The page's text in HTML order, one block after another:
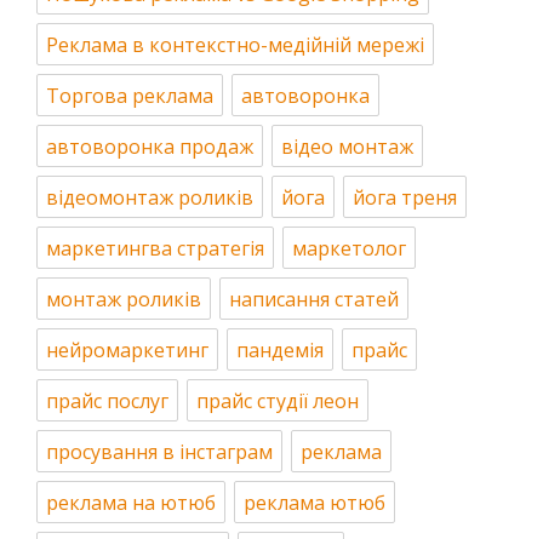
Реклама в контекстно-медійній мережі
Торгова реклама
автоворонка
автоворонка продаж
відео монтаж
відеомонтаж роликів
йога
йога треня
маркетингва стратегія
маркетолог
монтаж роликів
написання статей
нейромаркетинг
пандемія
прайс
прайс послуг
прайс студії леон
просування в інстаграм
реклама
реклама на ютюб
реклама ютюб